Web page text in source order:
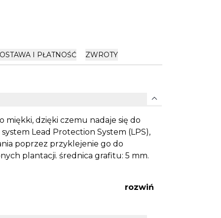
I PŁATNOŚĆ ZWROTY
expand_more
miękki, dzięki czemu nadaje się do
Lead Protection System (LPS),
poprzez przyklejenie go do
plantacji. średnica grafitu: 5 mm.
rozwiń